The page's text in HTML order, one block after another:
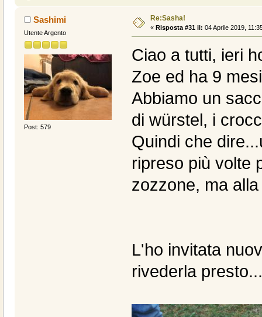
Sashimi
Utente Argento
Post: 579
Re:Sasha!
« Risposta #31 il: 04 Aprile 2019,
Ciao a tutti, ieri
Zoe ed ha 9
Abbiamo un
di würstel, i
Quindi che
ripreso più volte
zozzone, ma
L'ho invitata
rivederla presto...